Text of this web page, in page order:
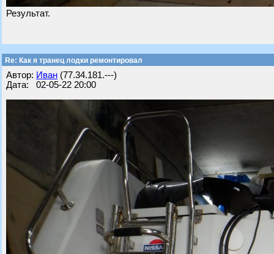
Результат.
Re: Как я транец лодки ремонтировал
Автор: Иван (77.34.181.---)
Дата: 02-05-22 20:00